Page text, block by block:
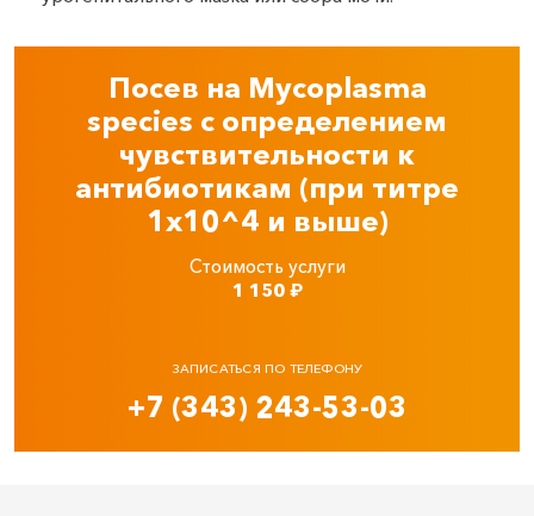
Посев на Mycoplasma
species с определением
чувствительности к
антибиотикам (при титре
1х10^4 и выше)
Стоимость услуги
1 150₽
ЗАПИСАТЬСЯ ПО ТЕЛЕФОНУ
+7 (343) 243-53-03